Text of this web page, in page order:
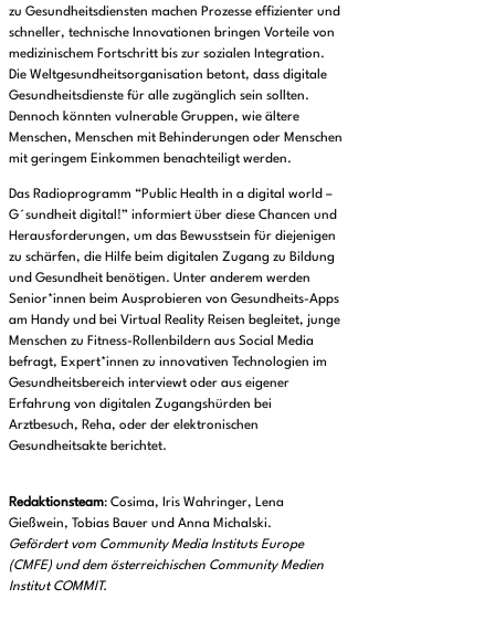
zu Gesundheitsdiensten machen Prozesse effizienter und
schneller, technische Innovationen bringen Vorteile von
medizinischem Fortschritt bis zur sozialen Integration.
Die Weltgesundheitsorganisation betont, dass digitale
Gesundheitsdienste für alle zugänglich sein sollten.
Dennoch könnten vulnerable Gruppen, wie ältere
Menschen, Menschen mit Behinderungen oder Menschen
mit geringem Einkommen benachteiligt werden.
Das Radioprogramm “Public Health in a digital world –
G´sundheit digital!” informiert über diese Chancen und
Herausforderungen, um das Bewusstsein für diejenigen
zu schärfen, die Hilfe beim digitalen Zugang zu Bildung
und Gesundheit benötigen. Unter anderem werden
Senior*innen beim Ausprobieren von Gesundheits-Apps
am Handy und bei Virtual Reality Reisen begleitet, junge
Menschen zu Fitness-Rollenbildern aus Social Media
befragt, Expert*innen zu innovativen Technologien im
Gesundheitsbereich interviewt oder aus eigener
Erfahrung von digitalen Zugangshürden bei
Arztbesuch, Reha, oder der elektronischen
Gesundheitsakte berichtet.
Redaktionsteam: Cosima, Iris Wahringer, Lena
Gießwein, Tobias Bauer und Anna Michalski.
Gefördert vom Community Media Instituts Europe
(CMFE) und dem österreichischen Community Medien
Institut COMMIT.